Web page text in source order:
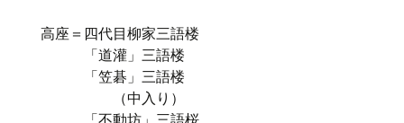
高座＝四代目柳家三語楼
「道灌」三語楼
「笠碁」三語楼
（中入り）
「不動坊」三語桜